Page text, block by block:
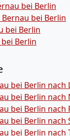
bei Berlin
bei Berlin
bei Berlin
Berlin
bei Berlin nach
bei Berlin nach
bei Berlin nach
bei Berlin nach
bei Berlin nach